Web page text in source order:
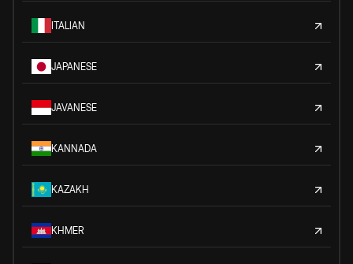
ITALIAN
JAPANESE
JAVANESE
KANNADA
KAZAKH
KHMER